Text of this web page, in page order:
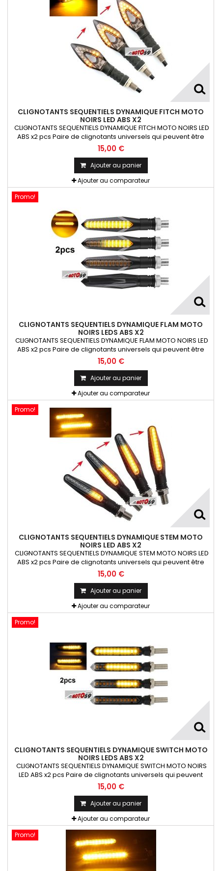
CLIGNOTANTS SEQUENTIELS DYNAMIQUE FITCH MOTO
NOIRS LED ABS X2
CLIGNOTANTS SEQUENTIELS DYNAMIQUE FITCH MOTO NOIRS LED
ABS x2 pcs Paire de clignotants universels qui peuvent être
adaptables sur toutes motos ou scooters
15,00 €
Ajouter au panier
Ajouter au comparateur
Promo!
CLIGNOTANTS SEQUENTIELS DYNAMIQUE FLAM MOTO
NOIRS LEDS ABS X2
CLIGNOTANTS SEQUENTIELS DYNAMIQUE FLAM MOTO NOIRS LED
ABS x2 pcs Paire de clignotants universels qui peuvent être
adaptables sur toutes motos ou scooters
15,00 €
Ajouter au panier
Ajouter au comparateur
Promo!
CLIGNOTANTS SEQUENTIELS DYNAMIQUE STEM MOTO
NOIRS LED ABS X2
CLIGNOTANTS SEQUENTIELS DYNAMIQUE STEM MOTO NOIRS LED
ABS x2 pcs Paire de clignotants universels qui peuvent être
adaptables sur toutes motos ou scooters
15,00 €
Ajouter au panier
Ajouter au comparateur
Promo!
CLIGNOTANTS SEQUENTIELS DYNAMIQUE SWITCH MOTO
NOIRS LEDS ABS X2
CLIGNOTANTS SEQUENTIELS DYNAMIQUE SWITCH MOTO NOIRS
LED ABS x2 pcs Paire de clignotants universels qui peuvent
être adaptables sur toutes motos ou scooters
15,00 €
Ajouter au panier
Ajouter au comparateur
Promo!